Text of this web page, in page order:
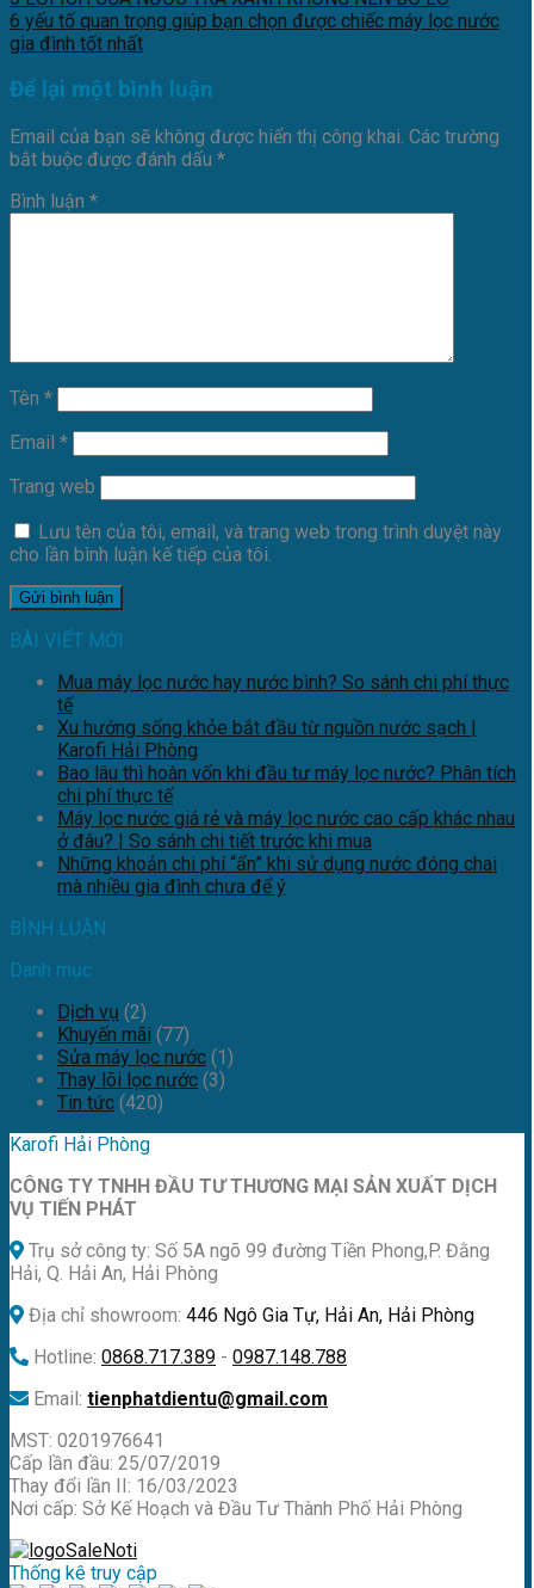
6 yếu tố quan trọng giúp bạn chọn được chiếc máy lọc nước
gia đình tốt nhất
Để lại một bình luận
Email của bạn sẽ không được hiển thị công khai. Các trường
bắt buộc được đánh dấu *
Bình luận *
Tên *
Email *
Trang web
Lưu tên của tôi, email, và trang web trong trình duyệt này
cho lần bình luận kế tiếp của tôi.
BÀI VIẾT MỚI
Mua máy lọc nước hay nước bình? So sánh chi phí thực
tế
Xu hướng sống khỏe bắt đầu từ nguồn nước sạch |
Karofi Hải Phòng
Bao lâu thì hoàn vốn khi đầu tư máy lọc nước? Phân tích
chi phí thực tế
Máy lọc nước giá rẻ và máy lọc nước cao cấp khác nhau
ở đâu? | So sánh chi tiết trước khi mua
Những khoản chi phí “ẩn” khi sử dụng nước đóng chai
mà nhiều gia đình chưa để ý
BÌNH LUẬN
Danh mục
Dịch vụ (2)
Khuyến mãi (77)
Sửa máy lọc nước (1)
Thay lõi lọc nước (3)
Tin tức (420)
Karofi Hải Phòng
CÔNG TY TNHH ĐẦU TƯ THƯƠNG MẠI SẢN XUẤT DỊCH
VỤ TIẾN PHÁT
Trụ sở công ty: Số 5A ngõ 99 đường Tiền Phong,P. Đằng
Hải, Q. Hải An, Hải Phòng
Địa chỉ showroom: 446 Ngô Gia Tự, Hải An, Hải Phòng
Hotline: 0868.717.389 - 0987.148.788
Email: tienphatdientu@gmail.com
MST: 0201976641
Cấp lần đầu: 25/07/2019
Thay đổi lần II: 16/03/2023
Nơi cấp: Sở Kế Hoạch và Đầu Tư Thành Phố Hải Phòng
Thống kê truy cập